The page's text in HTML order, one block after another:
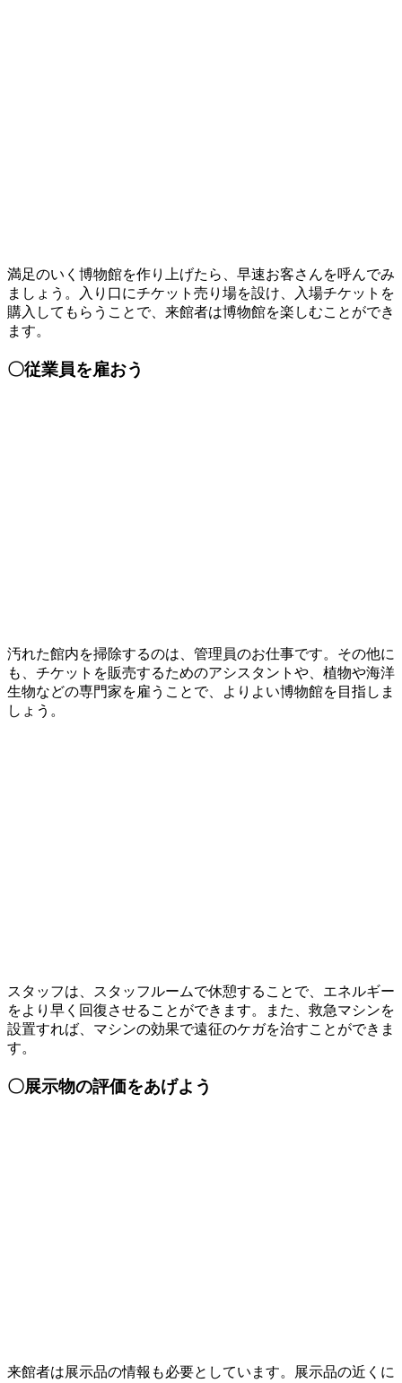
満足のいく博物館を作り上げたら、早速お客さんを呼んでみ
ましょう。入り口にチケット売り場を設け、入場チケットを
購入してもらうことで、来館者は博物館を楽しむことができ
ます。
〇従業員を雇おう
汚れた館内を掃除するのは、管理員のお仕事です。その他に
も、チケットを販売するためのアシスタントや、植物や海洋
生物などの専門家を雇うことで、よりよい博物館を目指しま
しょう。
スタッフは、スタッフルームで休憩することで、エネルギー
をより早く回復させることができます。また、救急マシンを
設置すれば、マシンの効果で遠征のケガを治すことができま
す。
〇展示物の評価をあげよう
来館者は展示品の情報も必要としています。展示品の近くに